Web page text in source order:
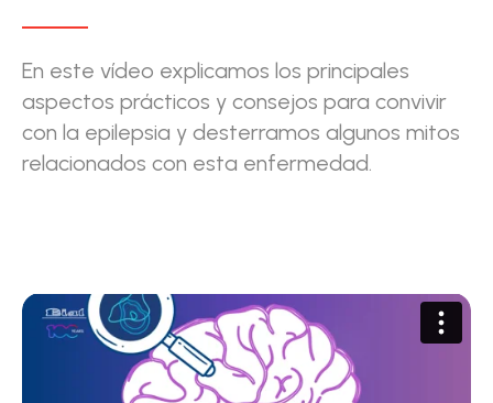
En este vídeo explicamos los principales
aspectos prácticos y consejos para convivir
con la epilepsia y desterramos algunos mitos
relacionados con esta enfermedad.